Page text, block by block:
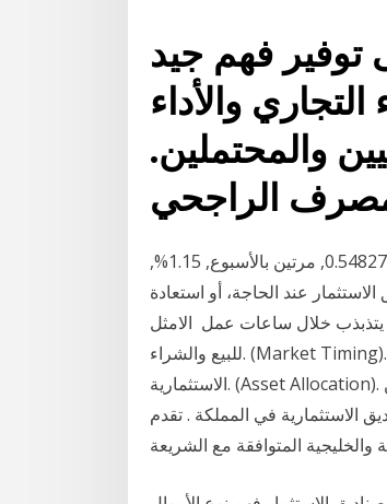
توفير فهم جيد
والأداء
والمحتملين.
صندوق البلاد للأسهم العقارية الخليجية. ريال سعودي, الأسهم العقارية, 0.548272, مرتين بالأسبوع, 1.15%,
شراء أسهم صناديق الاستثمار عند الحاجة، أو استعادة
خلال ساعات عمل اﻻﻣﺜﻞ
ﻟﻠﺒﻴﻊ واﻟﺸﺮاء. (Market Timing). : اﺧﺘﻴﺎر. اﻟﻮﻗﺖ. اﻟﻤﻨﺎﺳﺐ. ﻟﺸﺮاء. وﺑﻴﻊ. اﻻﺻﻮل. اﻻﺳﺘﺜﻤﺎرﻳﺔ اﻷﺻﻮل.
اﻻﺳﺘﺜﻤﺎرﻳﺔ. (Asset Allocation). ﻣﻦ. اﻓﻀﻞ. اﻟﻄﺮق. ﻟﺘﺤﻘﻴﻖ. ﻋﻮاﺋﺪ. اﺳﺘﺜﻤﺎرﻳﺔ. وﺑﺄﻗﻞ. ﻣﺨﺎﻃﺮ ﻟﻢ اﺳﺘﺜﻤﺮ ﻣﻦ
الاستثمارية في المملكة . تقدم